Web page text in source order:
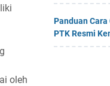
oleh
Panduan Cara
PTK Resmi